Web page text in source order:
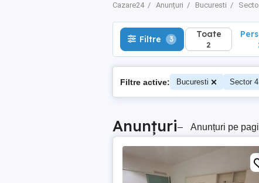
Cazare24 Anunțuri Bucuresti
Filtre 3 Toate
2
Filtre active: Bucuresti Sector 4
Anunțuri– Anunțuri pe